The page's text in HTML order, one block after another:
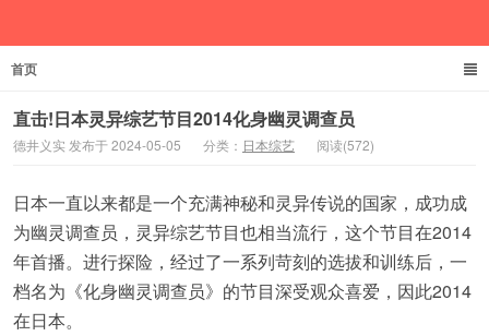
首页
直击!日本灵异综艺节目2014化身幽灵调查员
德井义实 发布于 2024-05-05 分类： 日本综艺 阅读(572)
日本一直以来都是一个充满神秘和灵异传说的国家，成功成
为幽灵调查员，灵异综艺节目也相当流行，这个节目在2014
年首播。进行探险，经过了一系列苛刻的选拔和训练后，一
档名为《化身幽灵调查员》的节目深受观众喜爱，因此2014
在日本。